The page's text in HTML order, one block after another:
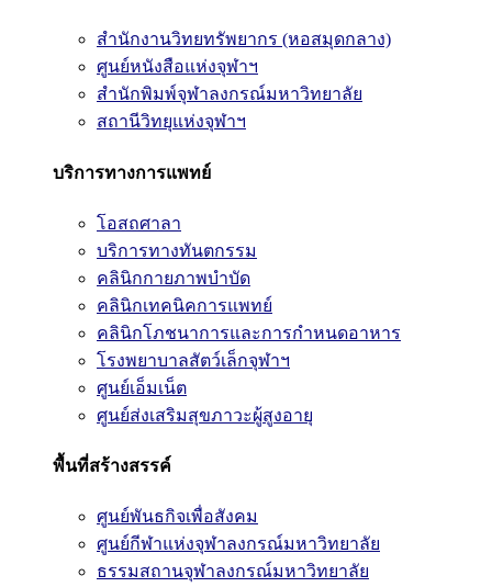
สำนักงานวิทยทรัพยากร (หอสมุดกลาง)
ศูนย์หนังสือแห่งจุฬาฯ
สำนักพิมพ์จุฬาลงกรณ์มหาวิทยาลัย
สถานีวิทยุแห่งจุฬาฯ
บริการทางการแพทย์
โอสถศาลา
บริการทางทันตกรรม
คลินิกกายภาพบำบัด
คลินิกเทคนิคการแพทย์
คลินิกโภชนาการและการกำหนดอาหาร
โรงพยาบาลสัตว์เล็กจุฬาฯ
ศูนย์เอ็มเน็ต
ศูนย์ส่งเสริมสุขภาวะผู้สูงอายุ
พื้นที่สร้างสรรค์
ศูนย์พันธกิจเพื่อสังคม
ศูนย์กีฬาแห่งจุฬาลงกรณ์มหาวิทยาลัย
ธรรมสถานจุฬาลงกรณ์มหาวิทยาลัย